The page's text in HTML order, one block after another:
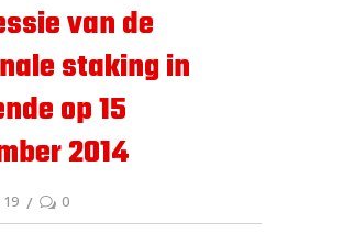
van de
staking in
op 15
2014
0